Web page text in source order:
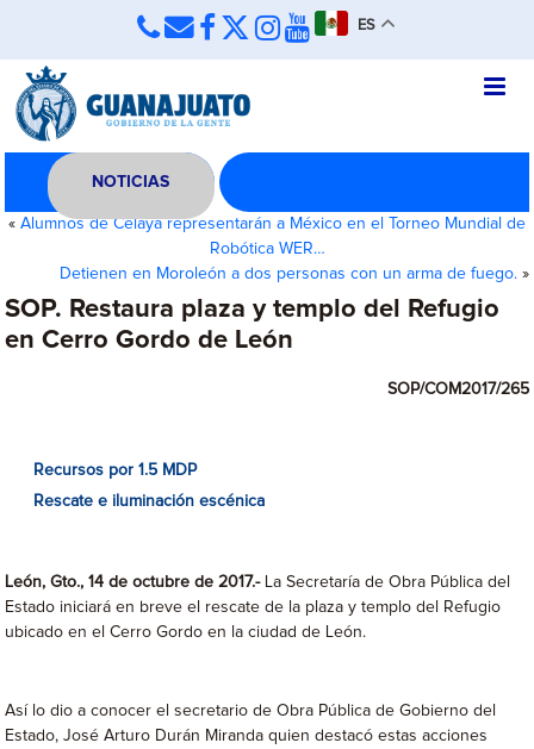
ES
NOTICIAS
« Alumnos de Celaya representarán a México en el Torneo Mundial de
Robótica WER…
Detienen en Moroleón a dos personas con un arma de fuego.»
SOP. Restaura plaza y templo del Refugio
en Cerro Gordo de León
SOP/COM2017/265
Recursos por 1.5 MDP
Rescate e iluminación escénica
León, Gto., 14 de octubre de 2017.-La Secretaría de Obra Pública del
Estado iniciará en breve el rescate de la plaza y templo del Refugio
ubicado en el Cerro Gordo en la ciudad de León.
Así lo dio a conocer el secretario de Obra Pública de Gobierno del
Estado, José Arturo Durán Miranda quien destacó estas acciones